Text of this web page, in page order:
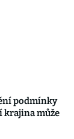
podmínky
krajina může